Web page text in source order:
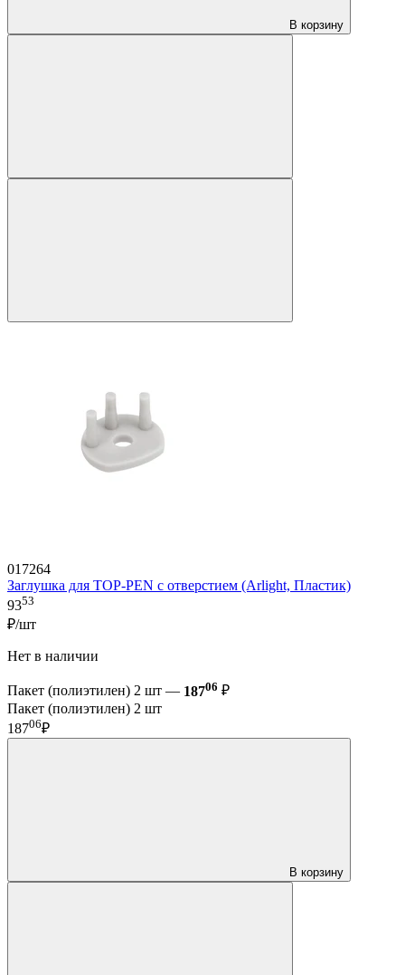
В корзину
017264
Заглушка для TOP-PEN с отверстием (Arlight, Пластик)
9353
₽/шт
Нет в наличии
Пакет (полиэтилен) 2 шт — 18706 ₽
Пакет (полиэтилен) 2 шт
18706₽
В корзину